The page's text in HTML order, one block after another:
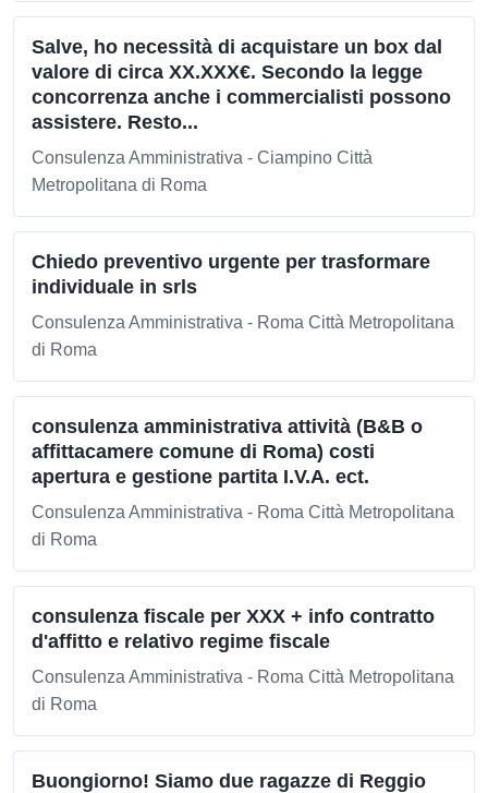
Salve, ho necessità di acquistare un box dal
valore di circa XX.XXX€. Secondo la legge
concorrenza anche i commercialisti possono
assistere. Resto...
Consulenza Amministrativa - Ciampino Città
Metropolitana di Roma
Chiedo preventivo urgente per trasformare
individuale in srls
Consulenza Amministrativa - Roma Città Metropolitana
di Roma
consulenza amministrativa attività (B&B o
affittacamere comune di Roma) costi
apertura e gestione partita I.V.A. ect.
Consulenza Amministrativa - Roma Città Metropolitana
di Roma
consulenza fiscale per XXX + info contratto
d'affitto e relativo regime fiscale
Consulenza Amministrativa - Roma Città Metropolitana
di Roma
Buongiorno! Siamo due ragazze di Reggio